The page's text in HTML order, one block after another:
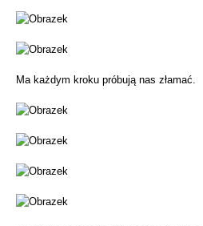
Ma każdym kroku próbują nas złamać.